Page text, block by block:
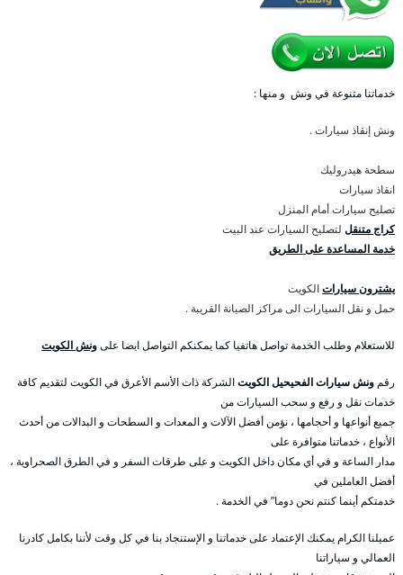
خدماتنا متنوعة في ونش و منها :
ونش إنقاذ سيارات .
سطحة هيدروليك
انقاذ سيارات
تصليح سيارات أمام المنزل
كراج متنقل لتصليح السيارات عند البيت
خدمة المساعدة على الطريق
يشترون سياراتالكويت
حمل و نقل السيارات الى مراكز الصيانة القريبة .
للاستعلام وطلب الخدمة تواصل هاتفيا كما يمكنكم التواصل ايضا علىونش الكويت
رقم ونش سيارات الفحيحيل الكويتالشركة ذات الأسم الأعرق في الكويت لتقديم كافة
خدمات نقل و رفع و سحب السيارات من
جميع أنواعها و أحجامها ، نؤمن أفضل الآلات و المعدات و السطحات و البدالات من أحدث
الأنواع ، خدماتنا متوافرة على
مدار الساعة و في أي مكان داخل الكويت و على طرقات السفر و في الطرق الصحراوية ،
أفضل العاملين في
خدمتكم أينما كنتم نحن دوما” في الخدمة .
عميلنا الكرام يمكنك الإعتماد على خدماتنا و الإستنجاد بنا في كل وقت لأننا بكامل كادرنا
العمالي و سياراتنا